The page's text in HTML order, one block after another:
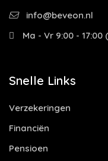
info@beveon.nl
Ma - Vr 9:00 -
Snelle Links
Verzekeringen
Financiën
Pensioen